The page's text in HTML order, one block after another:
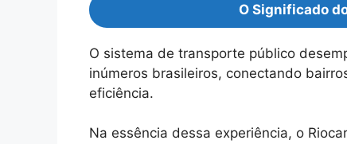
O Significado
O sistema de transporte público
inúmeros brasileiros, conectando
eficiência.
Na essência dessa experiência, o